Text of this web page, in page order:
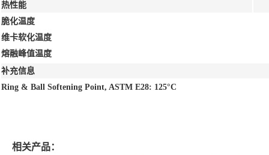
热性能
脆化温度
维卡软化温度
熔融峰值温度
补充信息
Ring & Ball Softening Point, ASTM E28: 125°C
相关产品：